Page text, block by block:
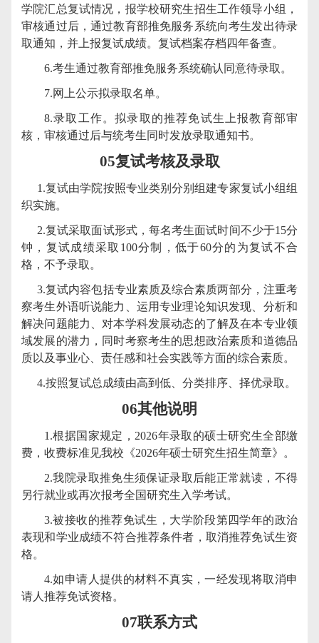
学院汇总复试情况，报学校研究生招生工作领导小组，
审核通过后，通过教育部推免服务系统向考生发出待录
取通知，并上报复试成绩。复试档案存档四年备查。
6.考生通过教育部推免服务系统确认同意待录取。
7.网上公示拟录取名单。
8.录取工作。拟录取的推荐免试生上报教育部审
核，审核通过后与统考生同时发放录取通知书。
05复试考核及录取
1.复试由学院按照专业类别分别组建专家复试小组组
织实施。
2.复试采取面试形式，每名考生面试时间不少于15分
钟，复试成绩采取 100分制，低于60分的为复试不合
格，不予录取。
3.复试内容包括专业素质及综合素质两部分，注重考
察考生外语听说能力、运用专业理论知识发现、分析和
解决问题能力、对本学科发展动态的了解及在本专业领
域发展的潜力，同时考察考生的思想政治素质和道德品
质以及事业心、责任感和社会实践等方面的综合素质。
4.按照复试总成绩由高到低、分类排序、择优录取。
06其他说明
1.根据国家规定， 2026年录取的硕士研究生全部缴
费，收费标准见我校《2026年硕士研究生招生简章》。
2.我院录取推免生须保证录取后能正常就读，不得
另行就业或再次报考全国研究生入学考试。
3.被接收的推荐免试生，大学阶段第四学年的政治
表现和学业成绩不符合推荐条件者，取消推荐免试生资
格。
4.如申请人提供的材料不真实，一经发现将取消申
请人推荐免试资格。
07联系方式